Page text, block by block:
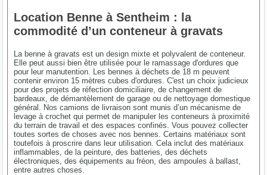
Location Benne à Sentheim : la
commodité d’un conteneur à gravats
La benne à gravats est un design mixte et polyvalent de conteneur.
Elle peut aussi bien être utilisée pour le ramassage d'ordures que
pour leur manutention. Les bennes à déchets de 18 m peuvent
contenir environ 15 mètres cubes d'ordures. C'est un choix judicieux
pour des projets de réfection domiciliaire, de changement de
bardeaux, de démantèlement de garage ou de nettoyage domestique
général. Nos camions de livraison sont munis d’un mécanisme de
levage à crochet qui permet de manipuler les conteneurs à proximité
du terrain de travail et des espaces confinés. Vous pouvez collecter
toutes sortes de choses avec nos bennes. Certains matériaux sont
toutefois à proscrire dans leur utilisation. Cela inclut des matériaux
inflammables, de la peinture, des batteries, des déchets
électroniques, des équipements au fréon, des ampoules à ballast,
entre autres choses.